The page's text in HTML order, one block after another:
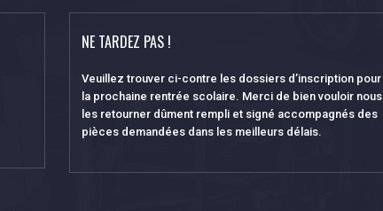
NE TARDEZ PAS !
Veuillez trouver ci-contre les dossiers d’inscription pour
la prochaine rentrée scolaire. Merci de bien vouloir nous
les retourner dûment rempli et signé accompagnés des
pièces demandées dans les meilleurs délais.